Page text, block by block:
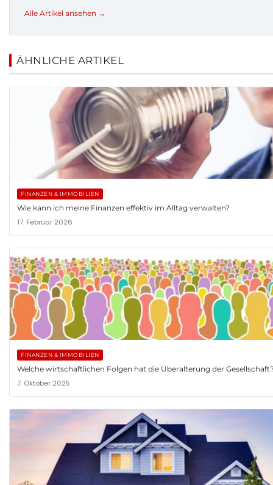
Alle Artikel ansehen →
ÄHNLICHE ARTIKEL
FINANZEN & IMMOBILIEN
Wie kann ich meine Finanzen effektiv im Alltag verwalten?
17. Februar 2026
FINANZEN & IMMOBILIEN
Welche wirtschaftlichen Folgen hat die Überalterung der
7. Oktober 2025